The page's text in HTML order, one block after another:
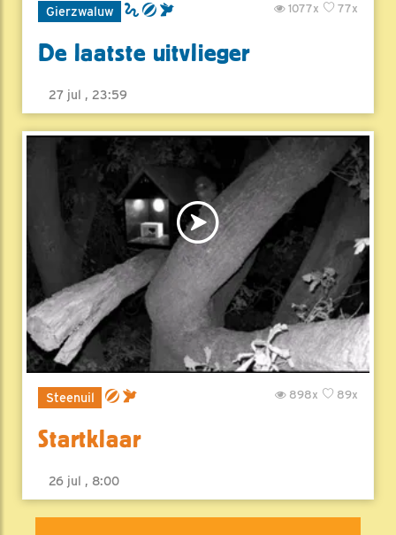
Gierzwaluw 77x
1077x
De laatste uitvlieger
27 jul , 23:59
Steenuil 89x
898x
Startklaar
26 jul , 8:00